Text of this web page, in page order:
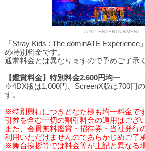
©JYP ENTERTAINMENT
『Stray Kids : The dominATE Experience
め特別料金です。
通常料金とは異なりますので予めご了承
【鑑賞料金】特別料金2,600円均一
※4DX版は1,000円、ScreenX版は700円
す。
※特別興行につきどなた様も均一料金で
引券を含む一切の割引料金の適用はござ
また、会員無料鑑賞・招待券・当社発行
利用いただけませんのであらかじめご了
※舞台挨拶等では料金等が上記と異なる